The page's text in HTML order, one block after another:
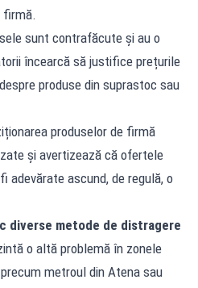
firmă.
sunt contrafăcute și au o
încearcă să justifice prețurile
produse din suprastoc sau
produselor de firmă
și avertizează că ofertele
adevărate ascund, de regulă, o
diverse metode de distragere
o altă problemă în zonele
metroul din Atena sau